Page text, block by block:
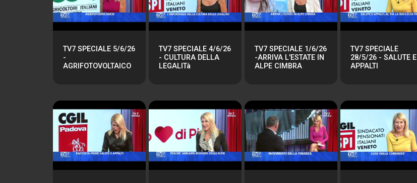
TV7 SPECIALE 5/6/26
-
AGRIFOTOVOLTAICO
TV7 SPECIALE 4/6/26
- CULTURA DELLA
LEGALITà
TV7 SPECIALE 1/6/26
-ARRIVA L'ESTATE IN
ALPE CIMBRA
TV7 SPECIALE
28/5/26 - SALUTE E
APPALTI